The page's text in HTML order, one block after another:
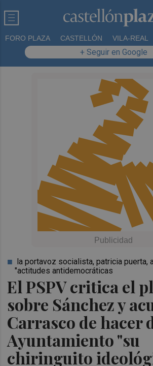
FORO PLAZA CASTELLÓN VILA-REAL
+ Seguir en Google
El PSPV critica el
sobre Sánchez y
Carrasco de hacer
Ayuntamiento "su
chiringuito
la portavoz socialista, patricia puerta,
"actitudes antidemocráticas